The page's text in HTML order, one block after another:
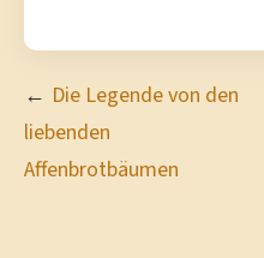
Die Legende von den
liebenden
Affenbrotbäumen